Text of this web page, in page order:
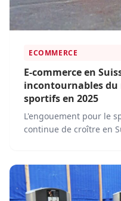
ECOMMERCE
E-commerce en
incontournables du
sportifs en 2025
L'engouement pour le
continue de croître en
pratique courante,
grande commodité.